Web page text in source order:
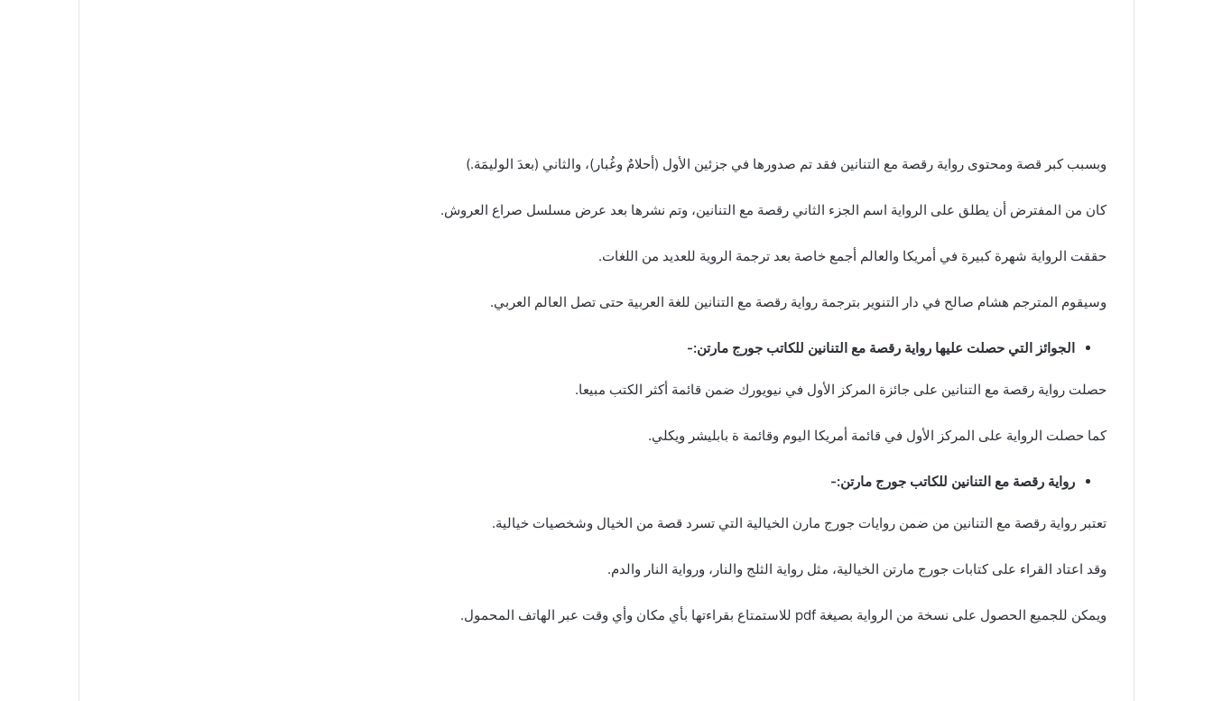
وبسبب كبر قصة ومحتوى رواية رقصة مع التنانين فقد تم صدورها في جزئين الأول (أحلامٌ وغُبار)، والثاني (بعدَ الوليمَة.)
كان من المفترض أن يطلق على الرواية اسم الجزء الثاني رقصة مع التنانين، وتم نشرها بعد عرض مسلسل صراع العروش.
حققت الرواية شهرة كبيرة في أمريكا والعالم أجمع خاصة بعد ترجمة الروية للعديد من اللغات.
وسيقوم المترجم هشام صالح في دار التنوير بترجمة رواية رقصة مع التنانين للغة العربية حتى تصل العالم العربي.
الجوائز التي حصلت عليها رواية رقصة مع التنانين للكاتب جورج مارتن:-
حصلت رواية رقصة مع التنانين على جائزة المركز الأول في نيويورك ضمن قائمة أكثر الكتب مبيعا.
كما حصلت الرواية على المركز الأول في قائمة أمريكا اليوم وقائمة ة بابليشر ويكلي.
رواية رقصة مع التنانين للكاتب جورج مارتن:-
تعتبر رواية رقصة مع التنانين من ضمن روايات جورج مارن الخيالية التي تسرد قصة من الخيال وشخصيات خيالية.
وقد اعتاد القراء على كتابات جورج مارتن الخيالية، مثل رواية الثلج والنار، ورواية النار والدم.
ويمكن للجميع الحصول على نسخة من الرواية بصيغة pdf للاستمتاع بقراءتها بأي مكان وأي وقت عبر الهاتف المحمول.